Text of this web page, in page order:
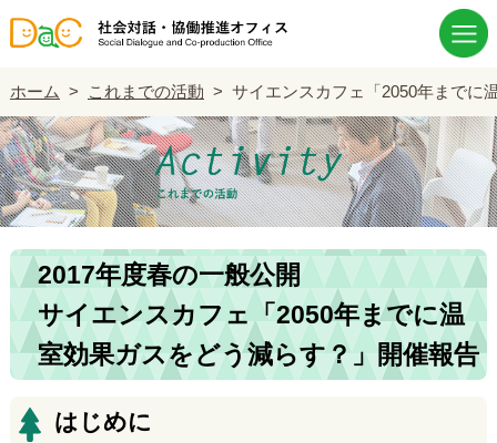
ホーム > これまでの活動 > サイエンスカフェ「2050年までに
2017年度春の一般公開
サイエンスカフェ「2050年までに温
室効果ガスをどう減らす？」開催報告
はじめに